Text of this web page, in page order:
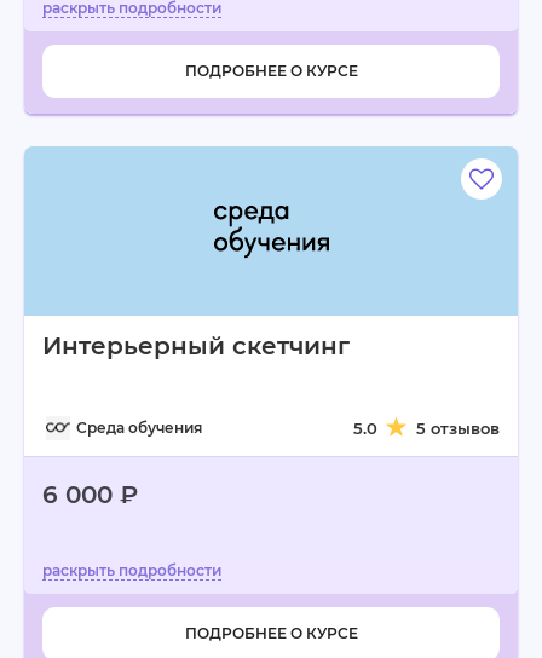
ПОДРОБНЕЕ О КУРСЕ
Интерьерный скетчинг
Среда обучения 5.0 5 отзывов
6 000 ₽
ПОДРОБНЕЕ О КУРСЕ